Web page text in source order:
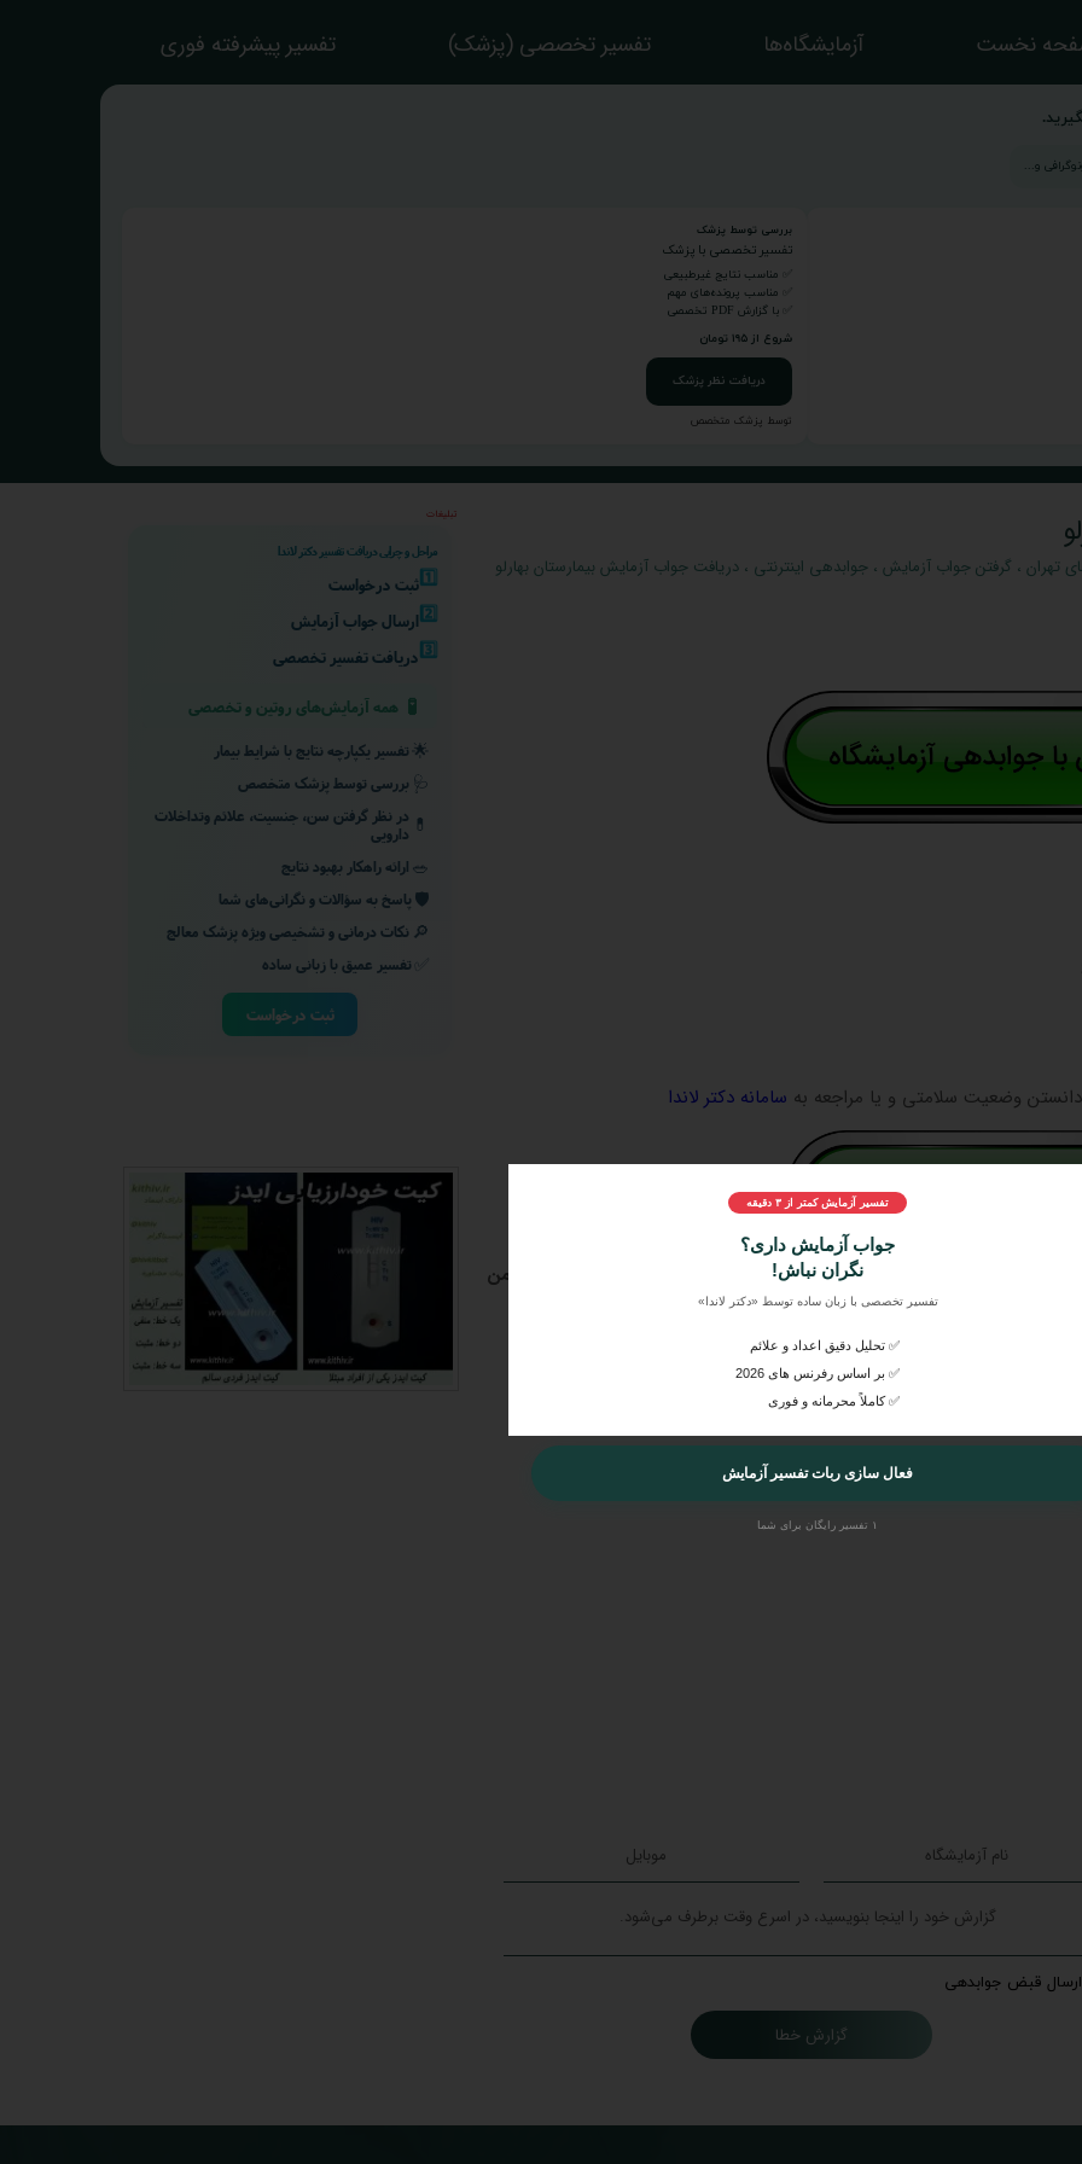
نخست آزمایشگاه‌ها تفسیر تخصصی (پزشک) تفسیر پیشرفته فوری
بررسی توسط پزشک
تفسیر تخصصی با پزشک
✅ مناسب نتایج غیرطبیعی
✅ مناسب پرونده‌های مهم
✅ با گزارش PDF تخصصی
شروع از ۱۹۵ تومان
دریافت نظر پزشک
توسط پزشک متخصص
تهران ، گرفتن جواب آزمایش ،جوابدهی اینترنتی ،دریافت جواب آزمایش بیمارستان بهارلو
وضعیت سلامتی و یا مراجعه به سامانه دکتر لاندا
خود، آن‌ها را به راحتی دردکتر لاندا
اورژانسی، ایمن
آن را از پزشکان متخصص و عمومی بشنوید.
تبلیغات
مراحل و چرایی دریافت تفسیر دکتر لاندا
1️⃣ثبت درخواست
2️⃣ارسال جواب آزمایش
3️⃣دریافت تفسیر تخصصی
🧪 همه آزمایش‌های روتین و تخصصی
🌟 تفسیر یکپارچه نتایج با شرایط بیمار
🩺 بررسی توسط پزشک متخصص
💊 در نظر گرفتن سن، جنسیت، علائم وتداخلات
دارویی
🥗 ارائه راهکار بهبود نتایج
🛡️ پاسخ به سؤالات و نگرانی‌های شما
🔎 نکات درمانی و تشخیصی ویژه پزشک معالج
تفسیر عمیق با زبانی ساده
ثبت درخواست
گزارش خطا
ارسال قبض جوابدهی
تفسیر آزمایش کمتر از ۳ دقیقه
جواب آزمایش داری؟
نگران نباش!
تفسیر تخصصی با زبان ساده توسط «دکتر لاندا»
✅ تحلیل دقیق اعداد و علائم
✅ بر اساس رفرنس های 2026
✅ کاملاً محرمانه و فوری
فعال سازی ربات تفسیر آزمایش
۱ تفسیر رایگان برای شما